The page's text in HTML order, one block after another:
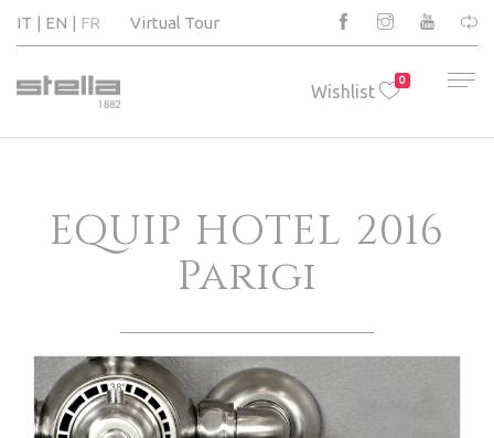
IT EN FR Virtual Tour
Wishlist
0
EQUIP HOTEL 2016
Parigi